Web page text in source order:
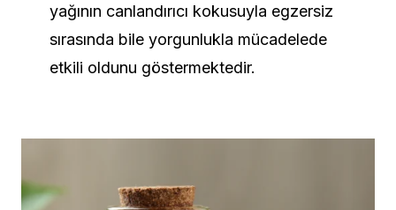
yağının canlandırıcı kokusuyla egzersiz
sırasında bile yorgunlukla mücadelede
etkili oldunu göstermektedir.